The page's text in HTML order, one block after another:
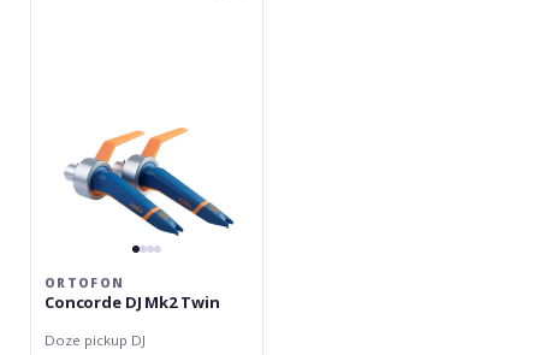
ORTOFON
Concorde DJ Mk2 Twin
Doze pickup DJ